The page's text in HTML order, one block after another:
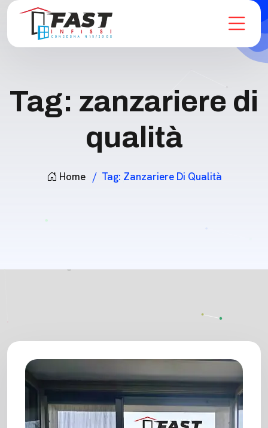
Tag: zanzariere di
qualità
Home Tag: Zanzariere Di Qualità